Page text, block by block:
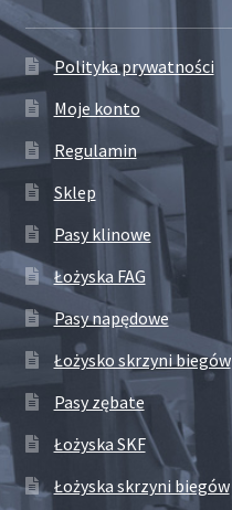
Polityka prywatności
Moje konto
Regulamin
Sklep
Pasy klinowe
Łożyska FAG
Pasy napędowe
Łożysko skrzyni biegów
Pasy zębate
Łożyska SKF
Łożyska skrzyni biegów